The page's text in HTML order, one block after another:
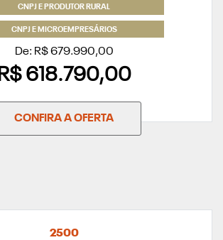
CNPJ E PRODUTOR RURAL
CNPJ E MICROEMPRESÁRIOS
De: R$ 679.990,00
R$ 618.790,00
CONFIRA A OFERTA
2500